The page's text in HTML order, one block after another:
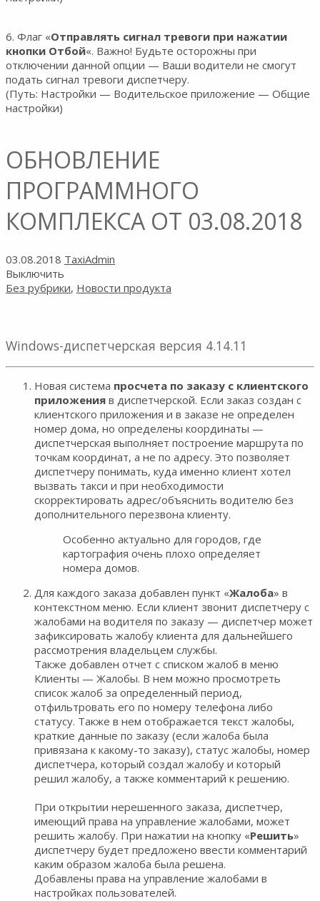
6. Флаг «Отправлять сигнал тревоги при нажатии
кнопки Отбой«. Важно! Будьте осторожны при
отключении данной опции — Ваши водители не смогут
подать сигнал тревоги диспетчеру.
(Путь: Настройки — Водительское приложение — Общие
настройки)
ОБНОВЛЕНИЕ
ПРОГРАММНОГО
КОМПЛЕКСА ОТ 03.08.2018
03.08.2018 TaxiAdmin
Выключить
Без рубрики, Новости продукта
Windows-диспетчерская версия 4.14.11
Новая система просчета по заказу с клиентского
приложения в диспетчерской. Если заказ создан с
клиентского приложения и в заказе не определен
номер дома, но определены координаты —
диспетчерская выполняет построение маршрута по
точкам координат, а не по адресу. Это позволяет
диспетчеру понимать, куда именно клиент хотел
вызвать такси и при необходимости
скорректировать адрес/объяснить водителю без
дополнительного перезвона клиенту.
Особенно актуально для городов, где
картография очень плохо определяет
номера домов.
Для каждого заказа добавлен пункт «Жалоба» в
контекстном меню. Если клиент звонит диспетчеру с
жалобами на водителя по заказу — диспетчер может
зафиксировать жалобу клиента для дальнейшего
рассмотрения владельцем службы.
Также добавлен отчет с списком жалоб в меню
Клиенты — Жалобы. В нем можно просмотреть
список жалоб за определенный период,
отфильтровать его по номеру телефона либо
статусу. Также в нем отображается текст жалобы,
краткие данные по заказу (если жалоба была
привязана к какому-то заказу), статус жалобы, номер
диспетчера, который создал жалобу и который
решил жалобу, а также комментарий к решению.
При открытии нерешенного заказа, диспетчер,
имеющий права на управление жалобами, может
решить жалобу. При нажатии на кнопку «Решить»
диспетчеру будет предложено ввести комментарий
каким образом жалоба была решена.
Добавлены права на управление жалобами в
настройках пользователей.